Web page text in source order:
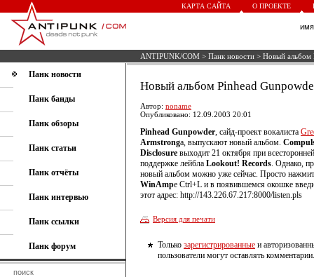
КАРТА САЙТА О ПРОЕКТЕ
ANTIPUNK/COM > Панк новости > Новый альбом
Панк новости
Панк банды
Панк обзоры
Панк статьи
Панк отчёты
Панк интервью
Панк ссылки
Панк форум
поиск
Новый альбом Pinhead
Автор: noname
Опубликовано: 12.09.2003 20:01
Pinhead Gunpowder, сайд-проект вокалиста
Armstronga, выпускают новый альбом.
Disclosure выходит 21 октября при всесторонней
поддержке лейбла Lookout! Records. Однако,
новый альбом можно уже сейчас. Просто
WinAmpe Ctrl+L и в появившемся окошке
этот адрес: http://143.226.67.217:8000/listen.pls
Версия для печати
Только зарегистрированные и
пользователи могут оставлять комментарии.